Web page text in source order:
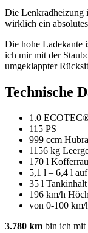
Die Lenkradheizung
wirklich ein
Die hohe Ladekante
ich mir mit der
umgeklappter
Technische
1.0
115 PS
999 ccm
1156 kg
170 l
5,1 l – 6,4 l
35 l Tankinhalt
196 km/h
von 0-100 km/
3.780 km bin ich mit